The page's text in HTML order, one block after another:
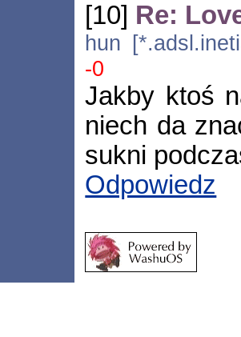
[10] Re:
hun
-0
Jakby ktoś
niech da
sukni
Odpowiedz